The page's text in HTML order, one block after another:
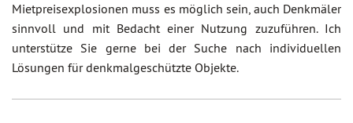
Mietpreisexplosionen muss es möglich sein, auch Denkmäler
sinnvoll und mit Bedacht einer Nutzung zuzuführen. Ich
unterstütze Sie gerne bei der Suche nach individuellen
Lösungen für denkmalgeschützte Objekte.